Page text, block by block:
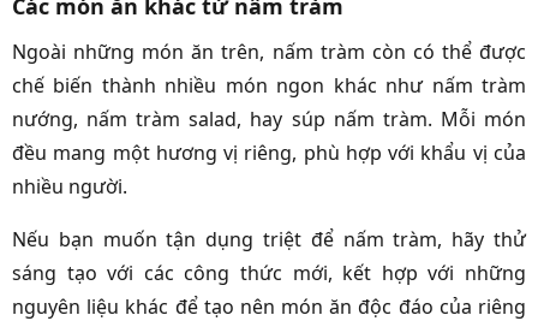
Ngoài những món ăn trên, nấm tràm còn có thể được
chế biến thành nhiều món ngon khác như nấm tràm
nướng, nấm tràm salad, hay súp nấm tràm. Mỗi món
đều mang một hương vị riêng, phù hợp với khẩu vị của
nhiều người.
Nếu bạn muốn tận dụng triệt để nấm tràm, hãy thử
sáng tạo với các công thức mới, kết hợp với những
nguyên liệu khác để tạo nên món ăn độc đáo của riêng